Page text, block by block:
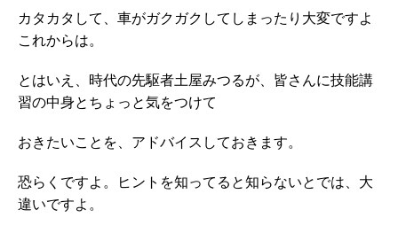
カタカタして、車がガクガクしてしまったり大変ですよ
これからは。
とはいえ、時代の先駆者土屋みつるが、皆さんに技能講
習の中身とちょっと気をつけて
おきたいことを、アドバイスしておきます。
恐らくですよ。ヒントを知ってると知らないとでは、大
違いですよ。